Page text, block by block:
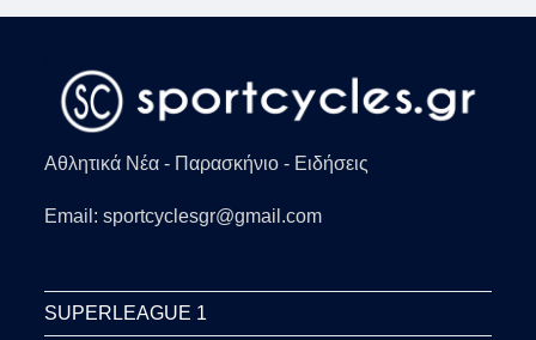
Αθλητικά Νέα - Παρασκήνιο - Ειδήσεις
Email: sportcyclesgr@gmail.com
SUPERLEAGUE 1